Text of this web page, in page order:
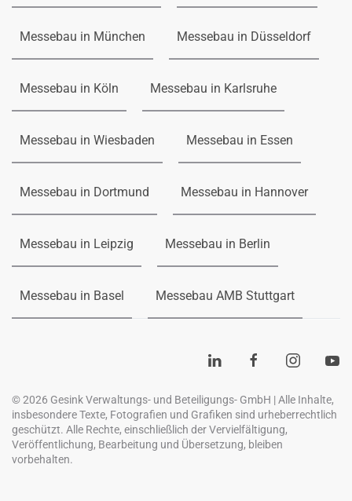
Messebau in München Messebau in Düsseldorf
Messebau in Köln Messebau in Karlsruhe
Messebau in Wiesbaden Messebau in Essen
Messebau in Dortmund Messebau in Hannover
Messebau in Leipzig Messebau in Berlin
Messebau in Basel Messebau AMB Stuttgart
©2026 Gesink Verwaltungs- und Beteiligungs- GmbH | Alle Inhalte,
insbesondere Texte, Fotografien und Grafiken sind urheberrechtlich
geschützt. Alle Rechte, einschließlich der Vervielfältigung,
Veröffentlichung, Bearbeitung und Übersetzung, bleiben
vorbehalten.